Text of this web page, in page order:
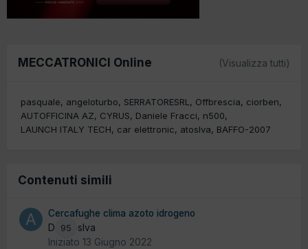
MECCATRONICI Online (Visualizza tutti)
pasquale angeloturbo SERRATORESRL Offbrescia
ciorben
AUTOFFICINA AZ
CYRUS Daniele Fracci
n500
LAUNCH ITALY TECH
car elettronic atoslva BAFFO-2007
Contenuti simili
95
Cercafughe clima azoto idrogeno
Da atoslva
Iniziato 13 Giugno 2022